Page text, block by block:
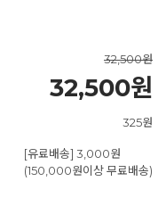
32,500원
32,500원
325원
[유료배송] 3,000원
(150,000원이상 무료배송)